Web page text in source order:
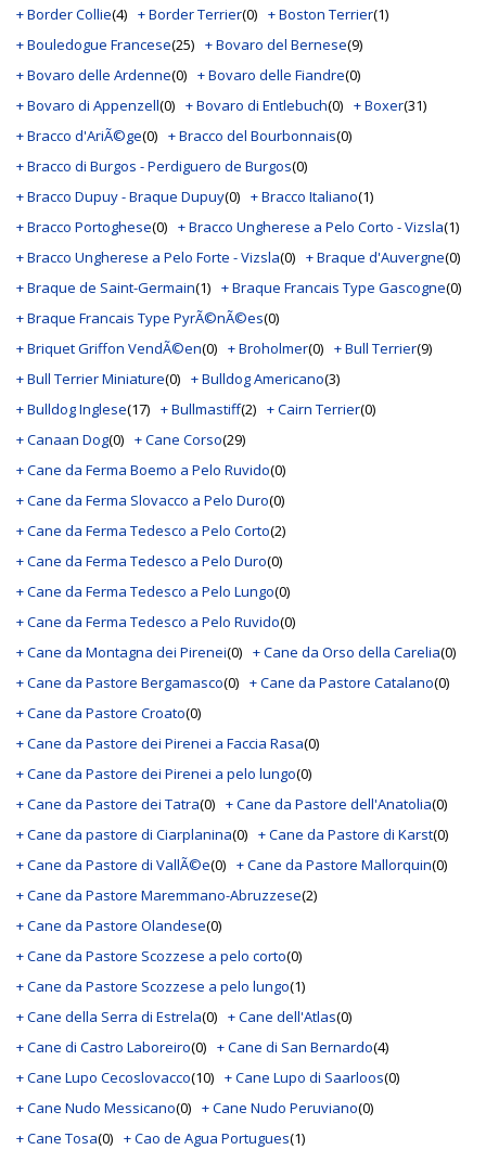
+ Border Collie(4) + Border Terrier(0) + Boston Terrier(1)
+ Bouledogue Francese(25) + Bovaro del Bernese(9)
+ Bovaro delle Ardenne(0) + Bovaro delle Fiandre(0)
+ Bovaro di Appenzell(0) + Bovaro di Entlebuch(0) + Boxer(31)
+ Bracco d'AriÃ©ge(0) + Bracco del Bourbonnais(0)
+ Bracco di Burgos - Perdiguero de Burgos(0)
+ Bracco Dupuy - Braque Dupuy(0) + Bracco Italiano(1)
+ Bracco Portoghese(0) + Bracco Ungherese a Pelo Corto - Vizsla(1)
+ Bracco Ungherese a Pelo Forte - Vizsla(0) + Braque d'Auvergne(0)
+ Braque de Saint-Germain(1) + Braque Francais Type Gascogne(0)
+ Braque Francais Type PyrÃ©nÃ©es(0)
+ Briquet Griffon VendÃ©en(0) + Broholmer(0) + Bull Terrier(9)
+ Bull Terrier Miniature(0) + Bulldog Americano(3)
+ Bulldog Inglese(17) + Bullmastiff(2) + Cairn Terrier(0)
+ Canaan Dog(0) + Cane Corso(29)
+ Cane da Ferma Boemo a Pelo Ruvido(0)
+ Cane da Ferma Slovacco a Pelo Duro(0)
+ Cane da Ferma Tedesco a Pelo Corto(2)
+ Cane da Ferma Tedesco a Pelo Duro(0)
+ Cane da Ferma Tedesco a Pelo Lungo(0)
+ Cane da Ferma Tedesco a Pelo Ruvido(0)
+ Cane da Montagna dei Pirenei(0) + Cane da Orso della Carelia(0)
+ Cane da Pastore Bergamasco(0) + Cane da Pastore Catalano(0)
+ Cane da Pastore Croato(0)
+ Cane da Pastore dei Pirenei a Faccia Rasa(0)
+ Cane da Pastore dei Pirenei a pelo lungo(0)
+ Cane da Pastore dei Tatra(0) + Cane da Pastore dell'Anatolia(0)
+ Cane da pastore di Ciarplanina(0) + Cane da Pastore di Karst(0)
+ Cane da Pastore di VallÃ©e(0) + Cane da Pastore Mallorquin(0)
+ Cane da Pastore Maremmano-Abruzzese(2)
+ Cane da Pastore Olandese(0)
+ Cane da Pastore Scozzese a pelo corto(0)
+ Cane da Pastore Scozzese a pelo lungo(1)
+ Cane della Serra di Estrela(0) + Cane dell'Atlas(0)
+ Cane di Castro Laboreiro(0) + Cane di San Bernardo(4)
+ Cane Lupo Cecoslovacco(10) + Cane Lupo di Saarloos(0)
+ Cane Nudo Messicano(0) + Cane Nudo Peruviano(0)
+ Cane Tosa(0) + Cao de Agua Portugues(1)